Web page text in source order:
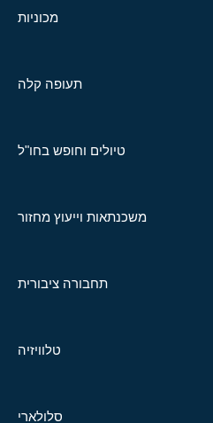
מכוניות
תעופה קלה
טיולים וחופש בחו"ל
משכנתאות וייעוץ מחזור
תחבורה ציבורית
טלוויזיה
סלולארי